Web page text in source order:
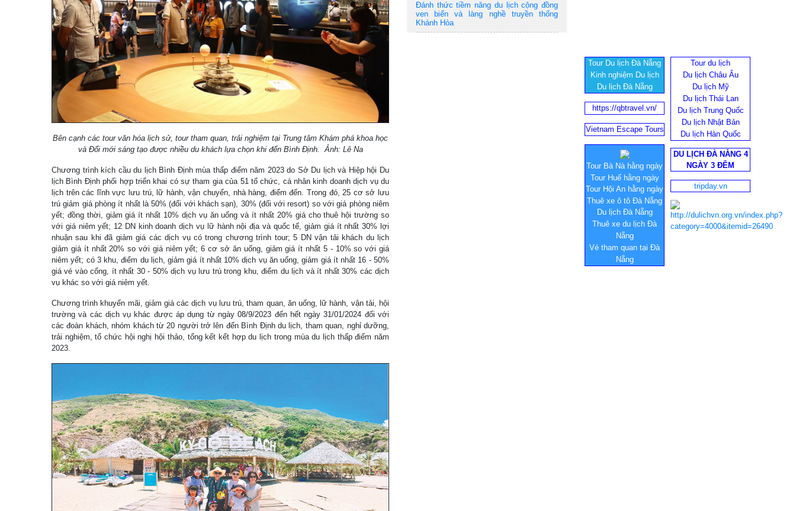
Bên cạnh các tour văn hóa lịch sử, tour tham quan, trải nghiệm tại Trung tâm Khám phá khoa học
và Đổi mới sáng tạo được nhiều du khách lựa chọn khi đến Bình Định. Ảnh: Lê Na
Chương trình kích cầu du lịch Bình Định mùa thấp điểm năm 2023 do Sở Du lịch và Hiệp hội Du
lịch Bình Định phối hợp triển khai có sự tham gia của 51 tổ chức, cá nhân kinh doanh dịch vụ du
lịch trên các lĩnh vực lưu trú, lữ hành, vận chuyển, nhà hàng, điểm đến. Trong đó, 25 cơ sở lưu
trú giảm giá phòng ít nhất là 50% (đối với khách sạn), 30% (đối với resort) so với giá phòng niêm
yết; đồng thời, giảm giá ít nhất 10% dịch vụ ăn uống và ít nhất 20% giá cho thuê hội trường so
với giá niêm yết; 12 DN kinh doanh dịch vụ lữ hành nội địa và quốc tế, giảm giá ít nhất 30% lợi
nhuận sau khi đã giảm giá các dịch vụ có trong chương trình tour; 5 DN vận tải khách du lịch
giảm giá ít nhất 20% so với giá niêm yết; 6 cơ sở ăn uống, giảm giá ít nhất 5 - 10% so với giá
niêm yết; có 3 khu, điểm du lịch, giảm giá ít nhất 10% dịch vụ ăn uống, giảm giá ít nhất 16 - 50%
giá vé vào cổng, ít nhất 30 - 50% dịch vụ lưu trú trong khu, điểm du lịch và ít nhất 30% các dịch
vụ khác so với giá niêm yết.
Chương trình khuyến mãi, giảm giá các dịch vụ lưu trú, tham quan, ăn uống, lữ hành, vận tải, hội
trường và các dịch vụ khác được áp dụng từ ngày 08/9/2023 đến hết ngày 31/01/2024 đối với
các đoàn khách, nhóm khách từ 20 người trở lên đến Bình Định du lịch, tham quan, nghỉ dưỡng,
trải nghiệm, tổ chức hội nghị hội thảo, tổng kết kết hợp du lịch trong mùa du lịch thấp điểm năm
2023.
Đánh thức tiềm năng du lịch cộng đồng
ven biển và làng nghề truyền thống
Khánh Hòa
Tour Du lịch Đà Nẵng
Kinh nghiệm Du lịch
Du lịch Đà Nẵng
Tour du lịch
Du lịch Châu Âu
Du lịch Mỹ
Du lịch Thái Lan
Du lịch Trung Quốc
Du lịch Nhật Bản
Du lịch Hàn Quốc
https://qbtravel.vn/
Vietnam Escape Tours
Tour Bà Nà hằng ngày
Tour Huế hằng ngày
Tour Hội An hằng ngày
Thuê xe ô tô Đà Nẵng
Du lịch Đà Nẵng
Thuê xe du lịch Đà
Nẵng
Vé tham quan tại Đà
Nẵng
DU LỊCH ĐÀ NẴNG 4
NGÀY 3 ĐÊM
tripday.vn